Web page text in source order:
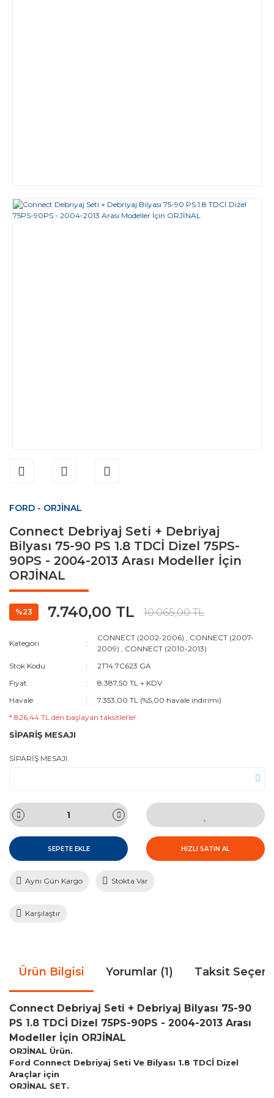
FORD - ORJİNAL
Connect Debriyaj Seti + Debriyaj
Bilyası 75-90 PS 1.8 TDCİ Dizel 75PS-
90PS - 2004-2013 Arası Modeller İçin
ORJİNAL
%23 7.740,00 TL 10.065,00 TL
Kategori
CONNECT (2002-2006) , CONNECT (2007-
2009) , CONNECT (2010-2013)
Stok Kodu
2T14 7C623 GA
Fiyat
8.387,50 TL + KDV
Havale
7.353,00 TL (%5,00 havale indirimi)
* 826,44 TL den başlayan taksitlerle!
SİPARİŞ MESAJI
SİPARİŞ MESAJI
SEPETE EKLE HIZLI SATIN AL
Aynı Gün Kargo Stokta Var
Karşılaştır
Ürün Bilgisi Yorumlar (1) Taksit
Connect Debriyaj Seti + Debriyaj Bilyası 75-90
PS 1.8 TDCİ Dizel 75PS-90PS - 2004-2013 Arası
Modeller İçin ORJİNAL
ORJİNAL Ürün.
Ford Connect Debriyaj Seti Ve Bilyası 1.8 TDCİ Dizel
Araçlar için
ORJİNAL SET.